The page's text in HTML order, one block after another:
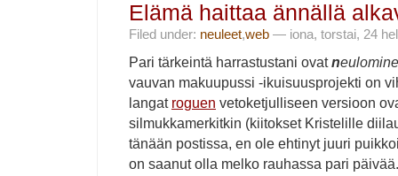
Elämä haittaa ännällä
Filed under: neuleet,web — iona, torstai, 24
Pari tärkeintä harrastustani ovatn
vauvan makuupussi -ikuisuusprojekti on
langat roguen vetoketjulliseen versioon
silmukkamerkitkin (kiitokset Kristelille
tänään postissa, en ole ehtinyt juuri
on saanut olla melko rauhassa pari päivää.